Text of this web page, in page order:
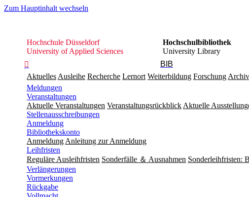
Zum Hauptinhalt wechseln
Hochschule
Düsseldorf
Hochschule Düsseldorf
University of Applied Sciences
Hochschulbibliothek
University Library

BIB
Aktuelles Ausleihe Recherche Lernort Weiterbildung Forschung
Meldungen
Veranstaltungen
Aktuelle Veranstaltungen Veranstaltungsrückblick Aktuelle
Stellenausschreibungen
Anmeldung
Bibliothekskonto
Anmeldung Anleitung zur Anmeldung
Leihfristen
Reguläre Ausleihfristen Sonderfälle ＆ Ausnahmen Sonderleihfristen:
Verlängerungen
Vormerkungen
Rückgabe